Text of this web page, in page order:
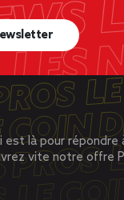
est là pour répondre
vite notre offre